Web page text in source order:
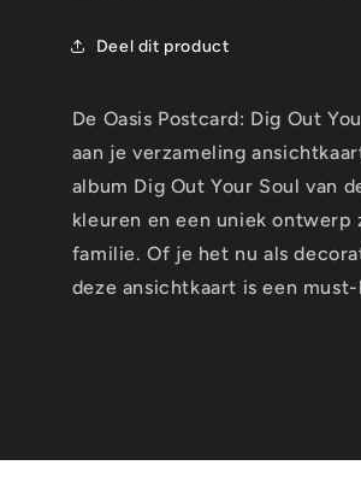
Deel dit product
De Oasis Postcard: Dig Out
aan je verzameling
album Dig Out Your Soul van
kleuren en een uniek ontwerp
familie. Of je het nu als
deze ansichtkaart is een